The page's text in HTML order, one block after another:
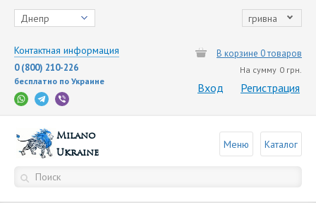
Днепр гривна
Контактная информация
0 (800) 210-226
бесплатно по Украине
В корзине 0 товаров
На сумму 0 грн.
Вход Регистрация
Milano
Ukraine
Меню Каталог